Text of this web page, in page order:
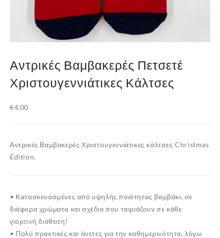
Αντρικές Βαμβακερές Πετσετέ
Χριστουγεννιάτικες Κάλτσες
€4,00
Αντρικές Βαμβακερές Χριστουγεννιάτικες κάλτσες Christmas
Edition.
• Κατασκευασμένες από υψηλής ποιότητας βαμβάκι, σε
διάφορα χρώματα και σχέδια που ταιριάζουν σε κάθε
γιορτινή διάθεση!
• Πολύ πρακτικές και άνετες για την καθημερινότητα, λόγω